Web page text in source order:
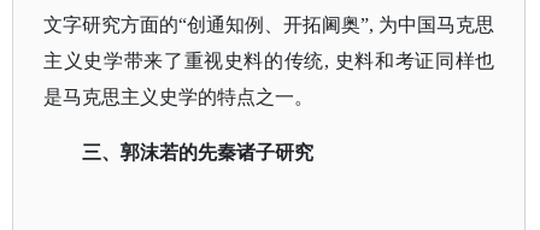
文字研究方面的“创通知例、开拓阃奥”, 为中国马克思
主义史学带来了重视史料的传统, 史料和考证同样也
是马克思主义史学的特点之一。
三、郭沫若的先秦诸子研究